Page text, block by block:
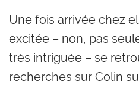
Une fois arrivée chez
excitée – non, pas
très intriguée – se
recherches sur Colin